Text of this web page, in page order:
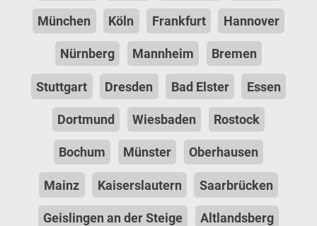
München Köln Frankfurt Hannover
Nürnberg Mannheim Bremen
Stuttgart Dresden Bad Elster Essen
Dortmund Wiesbaden Rostock
Bochum Münster Oberhausen
Mainz Kaiserslautern Saarbrücken
Geislingen an der Steige Altlandsberg